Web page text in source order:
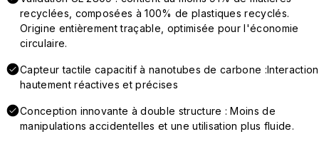
recyclées, composées à 100% de plastiques recyclés.
Origine entièrement traçable, optimisée pour l'économie
circulaire.
Capteur tactile capacitif à nanotubes de carbone
hautement réactives et précises
Conception innovante à double structure : Moins de
manipulations accidentelles et une utilisation plus fluide.